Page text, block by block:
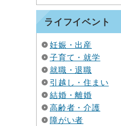
ライフイベント
妊娠・出産
子育て・就学
就職・退職
引越し・住まい
結婚・離婚
高齢者・介護
障がい者